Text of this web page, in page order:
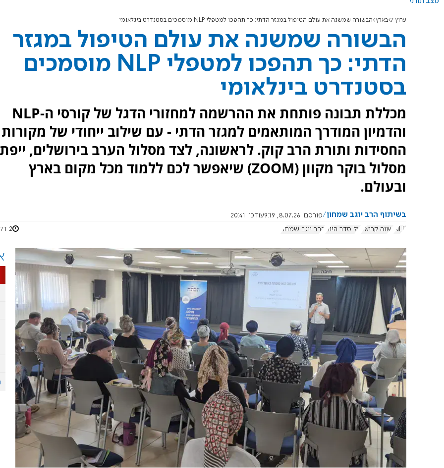
ערוץ 7 בארץ הבשורה שמשנה את עולם הטיפול במגזר הדתי: כך תהפכו למטפלי NLP מוסמכים בסטנדרט בינלאומי
הבשורה שמשנה את עולם הטיפול במגזר
הדתי: כך תהפכו למטפלי NLP מוסמכים
בסטנדרט בינלאומי
מכללת תבונה פותחת את ההרשמה למחזורי הדגל של קורסי ה-NLP
והדמיון המודרך המותאמים למגזר הדתי - עם שילוב ייחודי של מקורות
החסידות ותורת הרב קוק. לראשונה, לצד מסלול הערב בירושלים,
מסלול בוקר מקוון (ZOOM) שיאפשר לכם ללמוד מכל מקום בארץ
ובעולם.
בשיתוף הרב יוגב שמחון פורסם: 8.07.26, 9:19 עודכן: 20:41
NLP
שווה קריאה על סדר היום הרב יוגב שמחון 2 דקות